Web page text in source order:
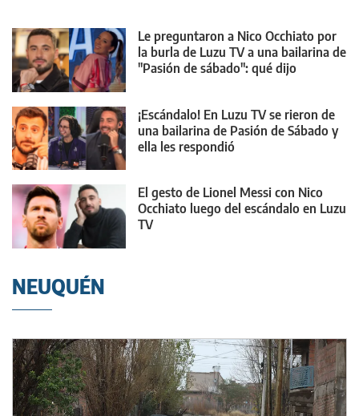
Le preguntaron a Nico Occhiato por
la burla de Luzu TV a una bailarina de
"Pasión de sábado": qué dijo
¡Escándalo! En Luzu TV se rieron de
una bailarina de Pasión de Sábado y
ella les respondió
El gesto de Lionel Messi con Nico
Occhiato luego del escándalo en Luzu
TV
NEUQUÉN